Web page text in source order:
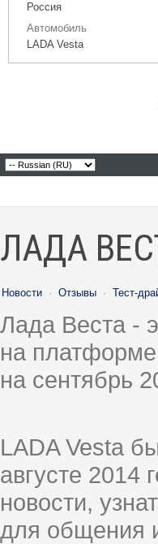
Россия
Автомобиль
LADA Vesta
ЛАДА
Новости · Отзывы · Тест-
Лада Веста -
на
на сентябрь
LADA Vesta
августе 2014
новости,
для общения